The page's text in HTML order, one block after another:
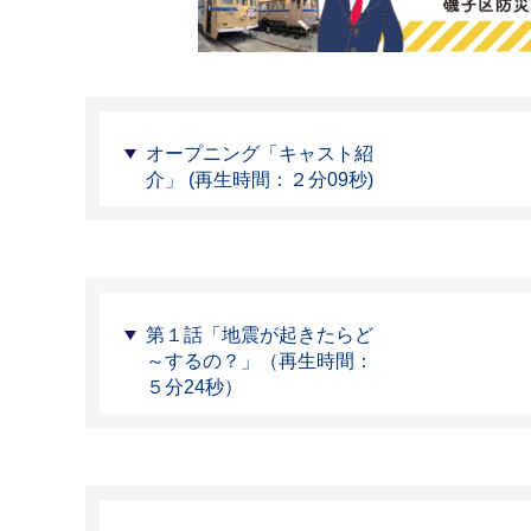
オープニング「キャスト紹
介」 (再生時間：２分09秒)
第１話「地震が起きたらど
～するの？」（再生時間：
５分24秒）